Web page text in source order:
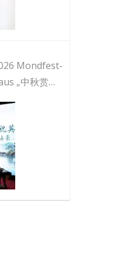
Mondfest-
„中秋赏